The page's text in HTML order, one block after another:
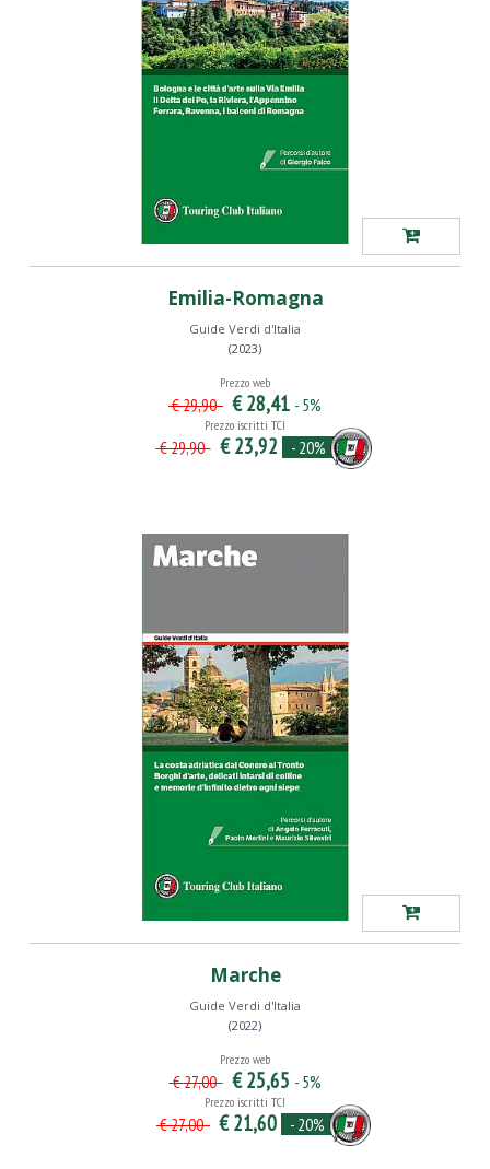
Emilia-Romagna
Guide Verdi d'Italia
(2023)
Prezzo web
€ 29,90 € 28,41 - 5%
Prezzo iscritti TCI
€ 29,90 € 23,92 - 20%
Marche
Guide Verdi d'Italia
(2022)
Prezzo web
€ 27,00 € 25,65 - 5%
Prezzo iscritti TCI
€ 27,00 € 21,60 - 20%